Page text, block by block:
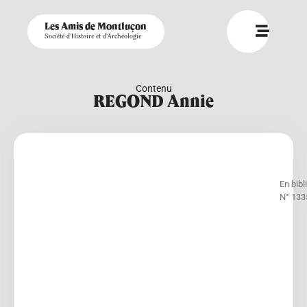
Les Amis de Montluçon
Société d'Histoire et d'Archéologie
Contenu
REGOND Annie
En
N°